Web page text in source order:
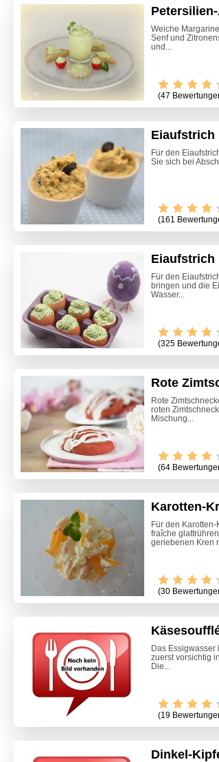
Weiche
Senf und
und...
(47
Eiaufstrich
Für den
Sie sich bei
(161
Eiaufstrich
Für den
bringen und die
Wasser...
(325
Rote
Rote
roten
Mischung...
(64
Karotten-
Für den
fraîche
geriebenen Kren
(30
Das Essigwasser
zuerst vorsichtig
Die...
(19
Dinkel-